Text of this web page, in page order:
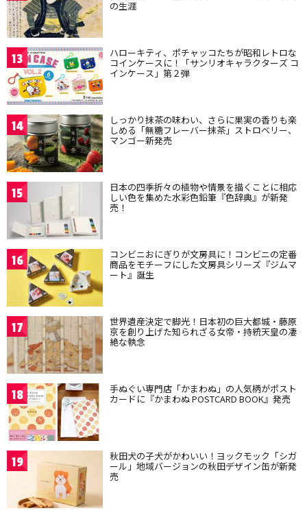
の生涯
13 ハローキティ、ポチャッコたちが昭和レトロな
コインケースに！「サンリオキャラクターズ コ
インケース」第２弾
14 しっかり抹茶の味わい、さらに果実の香りも楽
しめる「無糖フレーバー抹茶」ストロベリー、
マンゴー新発売
15 日本の四季折々の植物や情景を描くことに相応
しい色を集めた水彩色鉛筆『色辞典』が新発
売！
16 コンビニおにぎりが文房具に！コンビニの定番
商品をモチーフにした文房具シリーズ『ジムマ
ート』誕生
17 世界遺産決定で脚光！日本初の巨大都城・藤原
京を創り上げた知られざる女帝・持統天皇の凄
絶な執念
18 手ぬぐい専門店「かまわぬ」の人気柄がポスト
カードに『かまわぬ POSTCARD BOOK』発売
19 秋田犬の子犬がかわいい！ヨックモック「シガ
ール」地域バージョンの秋田デザイン缶が新発
売